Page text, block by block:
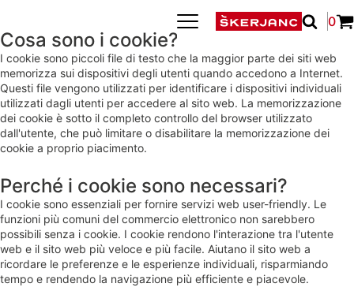
0
Cosa sono i cookie?
I cookie sono piccoli file di testo che la maggior parte dei siti web
memorizza sui dispositivi degli utenti quando accedono a Internet.
Questi file vengono utilizzati per identificare i dispositivi individuali
utilizzati dagli utenti per accedere al sito web. La memorizzazione
dei cookie è sotto il completo controllo del browser utilizzato
dall'utente, che può limitare o disabilitare la memorizzazione dei
cookie a proprio piacimento.
Perché i cookie sono necessari?
I cookie sono essenziali per fornire servizi web user-friendly. Le
funzioni più comuni del commercio elettronico non sarebbero
possibili senza i cookie. I cookie rendono l'interazione tra l'utente
web e il sito web più veloce e più facile. Aiutano il sito web a
ricordare le preferenze e le esperienze individuali, risparmiando
tempo e rendendo la navigazione più efficiente e piacevole.